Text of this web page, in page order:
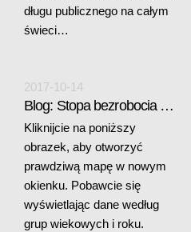
długu publicznego na całym
świeci…
2017-10-14
Blog: Stopa bezrobocia w krajach UE
Kliknijcie na poniższy
obrazek, aby otworzyć
prawdziwą mapę w nowym
okienku. Pobawcie się
wyświetlając dane według
grup wiekowych i roku.